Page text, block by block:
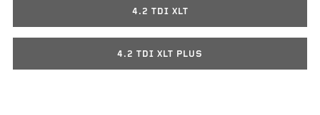
4.2 TDI XLT
4.2 TDI XLT PLUS